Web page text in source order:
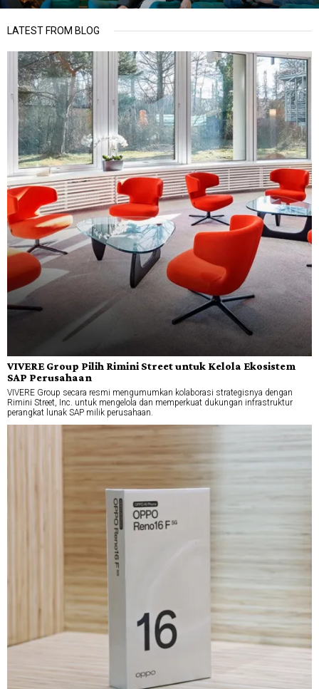
LATEST FROM BLOG
VIVERE Group Pilih Rimini Street untuk Kelola Ekosistem
SAP Perusahaan
VIVERE Group secara resmi mengumumkan kolaborasi strategisnya dengan
Rimini Street, Inc. untuk mengelola dan memperkuat dukungan infrastruktur
perangkat lunak SAP milik perusahaan.